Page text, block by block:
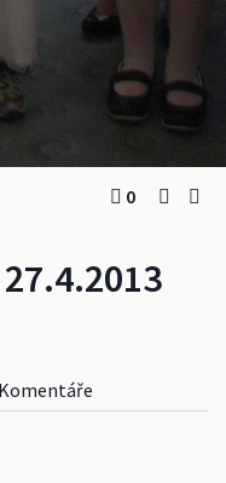
0
Komentáře